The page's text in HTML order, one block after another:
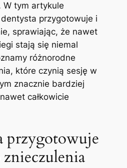
W tym artykule
przygotowuje i
⁣sprawiając, że nawet
stają się niemal
różnorodne⁢
które czynią sesję⁤ w‍
⁤znacznie bardziej
całkowicie
przygotowuje